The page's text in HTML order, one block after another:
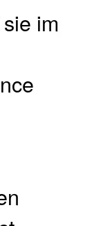
im